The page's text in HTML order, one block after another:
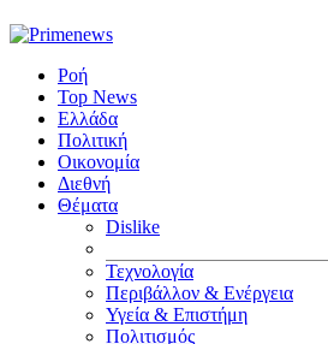
Ροή
Top News
Ελλάδα
Πολιτική
Οικονομία
Διεθνή
Θέματα
Dislike
Τεχνολογία
Περιβάλλον & Ενέργεια
Υγεία & Επιστήμη
Πολιτισμός